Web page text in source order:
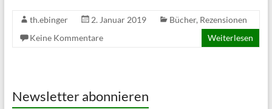
th.ebinger 2. Januar 2019 Bücher, Rezensionen
Keine Kommentare
Weiterlesen
Newsletter abonnieren